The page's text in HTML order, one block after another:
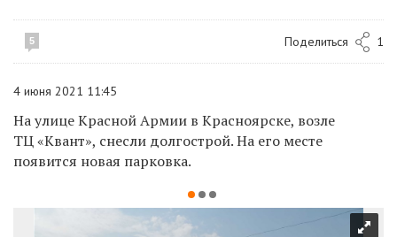
5 Поделиться 1
4 июня 2021 11:45
На улицеКрасной Армии в Красноярске, возле
ТЦ «Квант», снесли долгострой. На его месте
появится новая парковка.